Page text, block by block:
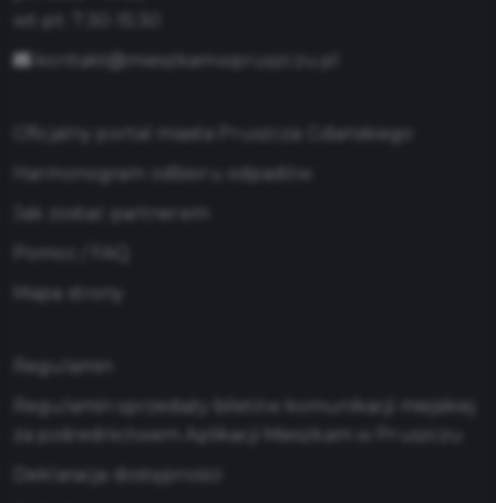
kontakt@mieszkamwpruszczu.pl
Oficjalny portal miasta Pruszcza Gdańskiego
Harmonogram odbioru odpadów
Jak zostać partnerem
Mapa strony
Regulamin
Regulamin sprzedaży biletów komunikacji miejskiej
za pośrednictwem Aplikacji Mieszkam w Pruszczu
Deklaracja dostępności